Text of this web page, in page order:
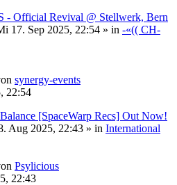
- Official Revival @ Stellwerk, Bern
17. Sep 2025, 22:54 » in -«(( CH-
synergy-events
22:54
[SpaceWarp Recs] Out Now!
Aug 2025, 22:43 » in International
Psylicious
22:43